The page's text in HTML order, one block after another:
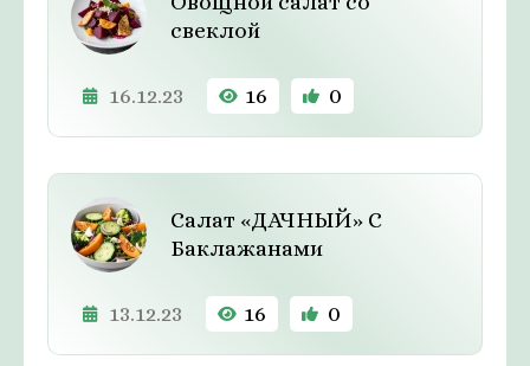
свеклой
16.12.23 16 0
Салат «ДАЧНЫЙ» С
Баклажанами
13.12.23 16 0